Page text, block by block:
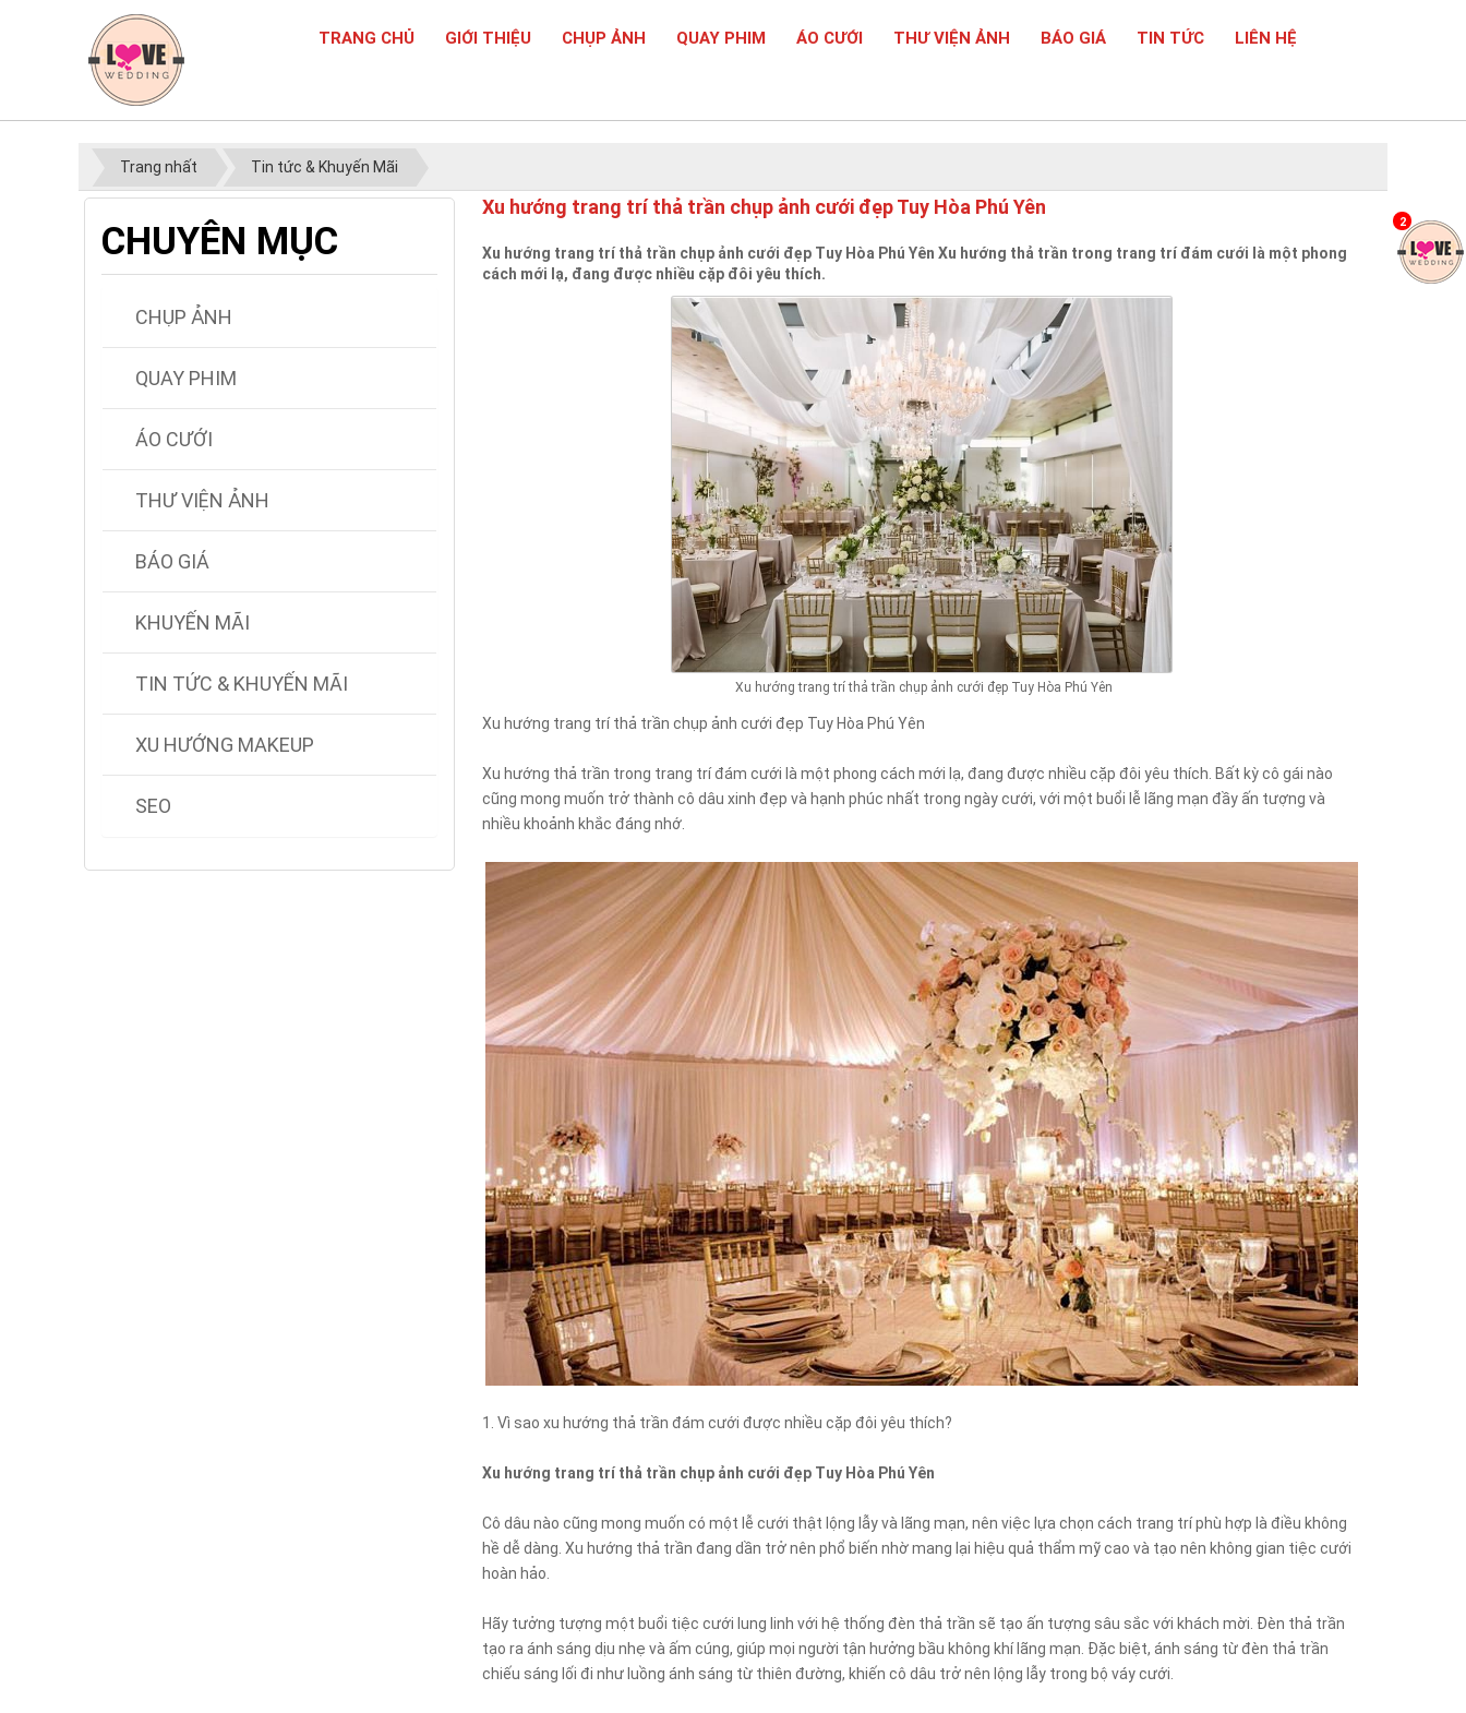
TRANG CHỦ GIỚI THIỆU CHỤP ẢNH QUAY PHIM ÁO CƯỚI THƯ VIỆN ẢNH BÁO GIÁ TIN TỨC LIÊN HỆ
Trang nhất Tin tức & Khuyến Mãi
Xu hướng trang trí thả trần chụp ảnh cưới đẹp Tuy Hòa Phú Yên
Xu hướng trang trí thả trần chụp ảnh cưới đẹp Tuy Hòa Phú Yên ​​​​​​​Xu hướng thả trần trong trang trí đám cưới là một phong
cách mới lạ, đang được nhiều cặp đôi yêu thích.
Xu hướng trang trí thả trần chụp ảnh cưới đẹp Tuy Hòa Phú Yên
Xu hướng trang trí thả trần chụp ảnh cưới đẹp Tuy Hòa Phú Yên
Xu hướng thả trần trong trang trí đám cưới là một phong cách mới lạ, đang được nhiều cặp đôi yêu thích. Bất kỳ cô gái nào
cũng mong muốn trở thành cô dâu xinh đẹp và hạnh phúc nhất trong ngày cưới, với một buổi lễ lãng mạn đầy ấn tượng và
nhiều khoảnh khắc đáng nhớ.
1. Vì sao xu hướng thả trần đám cưới được nhiều cặp đôi yêu thích?
Xu hướng trang trí thả trần chụp ảnh cưới đẹp Tuy Hòa Phú Yên
Cô dâu nào cũng mong muốn có một lễ cưới thật lộng lẫy và lãng mạn, nên việc lựa chọn cách trang trí phù hợp là điều không
hề dễ dàng. Xu hướng thả trần đang dần trở nên phổ biến nhờ mang lại hiệu quả thẩm mỹ cao và tạo nên không gian tiệc cưới
hoàn hảo.
Hãy tưởng tượng một buổi tiệc cưới lung linh với hệ thống đèn thả trần sẽ tạo ấn tượng sâu sắc với khách mời. Đèn thả trần
tạo ra ánh sáng dịu nhẹ và ấm cúng, giúp mọi người tận hưởng bầu không khí lãng mạn. Đặc biệt, ánh sáng từ đèn thả trần
chiếu sáng lối đi như luồng ánh sáng từ thiên đường, khiến cô dâu trở nên lộng lẫy trong bộ váy cưới.
CHUYÊN MỤC
CHỤP ẢNH
QUAY PHIM
ÁO CƯỚI
THƯ VIỆN ẢNH
BÁO GIÁ
KHUYẾN MÃI
TIN TỨC & KHUYẾN MÃI
XU HƯỚNG MAKEUP
SEO
2